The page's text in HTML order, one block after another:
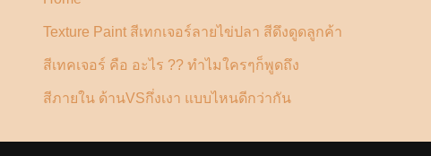
Texture Paint สีเทกเจอร์ลายไข่ปลา สีดึงดูดลูกค้า
สีเทคเจอร์ คือ อะไร ?? ทำไมใครๆก็พูดถึง
สีภายใน ด้านVSกึ่งเงา แบบไหนดีกว่ากัน